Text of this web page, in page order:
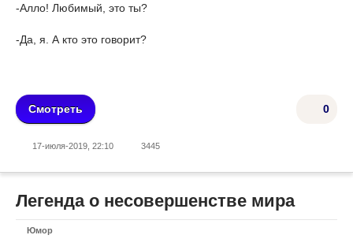
-Алло! Любимый, это ты?
-Да, я. А кто это говорит?
0
Смотреть
17-июля-2019, 22:10 3445
Легенда о несовершенстве мира
Юмор